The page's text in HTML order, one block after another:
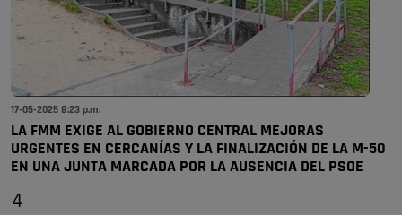
17-05-2025 8:23 p.m.
LA FMM EXIGE AL GOBIERNO CENTRAL MEJORAS
URGENTES EN CERCANÍAS Y LA FINALIZACIÓN DE LA M-50
EN UNA JUNTA MARCADA POR LA AUSENCIA DEL PSOE
4